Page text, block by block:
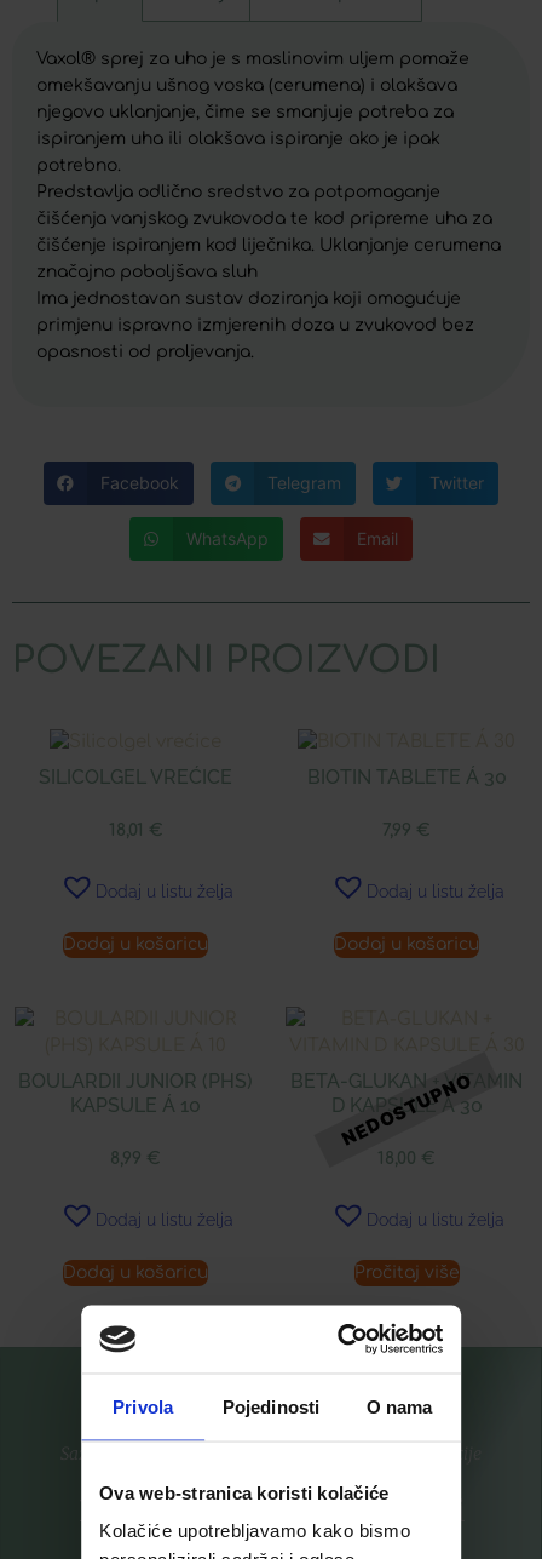
Privola Pojedinosti O nama
Ova web-stranica koristi kolačiće
Kolačiće upotrebljavamo kako bismo
Vaxol® sprej za uho je s maslinovim uljem pomaže
omekšavanju ušnog voska (cerumena) i olakšava
njegovo uklanjanje, čime se smanjuje potreba za
ispiranjem uha ili olakšava ispiranje ako je ipak
potrebno.
Predstavlja odlično sredstvo za potpomaganje
čišćenja vanjskog zvukovoda te kod pripreme uha za
čišćenje ispiranjem kod liječnika. Uklanjanje cerumena
značajno poboljšava sluh
Ima jednostavan sustav doziranja koji omogućuje
primjenu ispravno izmjerenih doza u zvukovod bez
opasnosti od proljevanja.
Facebook Telegram Twitter
WhatsApp Email
POVEZANI PROIZVODI
SILICOLGEL VREĆICE
18,01 €
Dodaj u listu želja
Dodaj u košaricu
BIOTIN TABLETE Á 30
7,99 €
Dodaj u listu želja
Dodaj u košaricu
BOULARDII JUNIOR (PHS)
KAPSULE Á 10
8,99 €
Dodaj u listu želja
Dodaj u košaricu
BETA-GLUKAN + VITAMIN
D KAPSULE Á 30
18,00 €
Dodaj u listu želja
Pročitaj više
Saznajte prvi za nove proizvode i ekskluzivne promocije
Prijavite se na listu za novosti